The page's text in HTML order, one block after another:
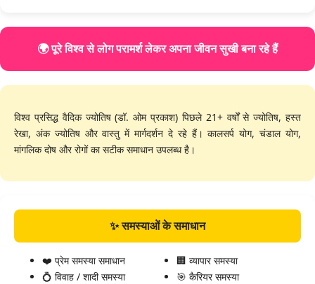
🌍 पूरे विश्व से लोग परामर्श लेकर अपना जीवन सुखी बना रहे हैं
विश्व प्रसिद्ध वैदिक ज्योतिष (डॉ. ओम प्रकाश) पिछले 21+ वर्षों से ज्योतिष, हस्त
रेखा, अंक ज्योतिष और वास्तु में मार्गदर्शन दे रहे हैं। कालसर्प योग, चंडाल योग,
मांगलिक दोष और रोगों का सटीक समाधान उपलब्ध है।
✨ समस्याओं के समाधान
❤️ प्रेम समस्या समाधान
💍 विवाह / शादी समस्या
🏢 व्यापार समस्या
🎯 कैरियर समस्या